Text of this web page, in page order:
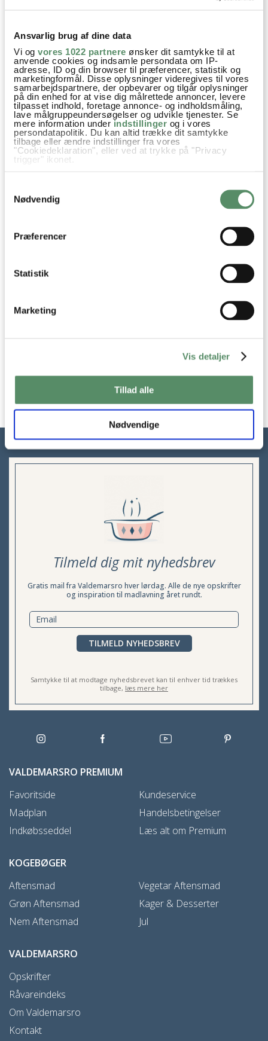
Ansvarlig brug af dine data
Vi og vores 1022 partnere ønsker dit samtykke til at
anvende cookies og indsamle persondata om IP-
adresse, ID og din browser til præferencer, statistik og
marketingformål. Disse oplysninger videregives til vores
samarbejdspartnere, der opbevarer og tilgår oplysninger
på din enhed for at vise dig målrettede annoncer, levere
tilpasset indhold, foretage annonce- og indholdsmåling,
lave målgruppeundersøgelser og udvikle tjenester. Se
mere information under indstillinger og i vores
persondatapolitik. Du kan altid trække dit samtykke
tilbage eller ændre indstillinger fra vores
"Cookiedeklaration", eller ved at trykke på "Privacy
trigger" ikonet.
Indsamle præcise oplysninger om din placering,
der kan være nøjagtig inden for få meter
Identificere din enhed baseret på en scanning af
Nødvendig
Præferencer
Statistik
Marketing
Vis detaljer
Tillad alle
Nødvendige
CONFITEREDE ANDELÅR -
ANDESTEG - LANGTIDSSTEGT
AND MED APPELSIN OG
Tilmeld dig mit nyhedsbrev
Gratis mail fra Valdemarsro hver lørdag. Alle de nye opskrifter
og inspiration til madlavning året rundt.
TILMELD NYHEDSBREV
Samtykke til at modtage nyhedsbrevet kan til enhver tid trækkes
tilbage, læs mere her
VALDEMARSRO PREMIUM
Favoritside
Madplan
Indkøbsseddel
Kundeservice
Handelsbetingelser
Læs alt om Premium
KOGEBØGER
Aftensmad
Grøn Aftensmad
Nem Aftensmad
Vegetar Aftensmad
Kager & Desserter
Jul
VALDEMARSRO
Opskrifter
Råvareindeks
Om Valdemarsro
Kontakt